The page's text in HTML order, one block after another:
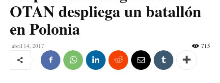
OTAN despliega un batallón
en Polonia
abril 14, 2017 715